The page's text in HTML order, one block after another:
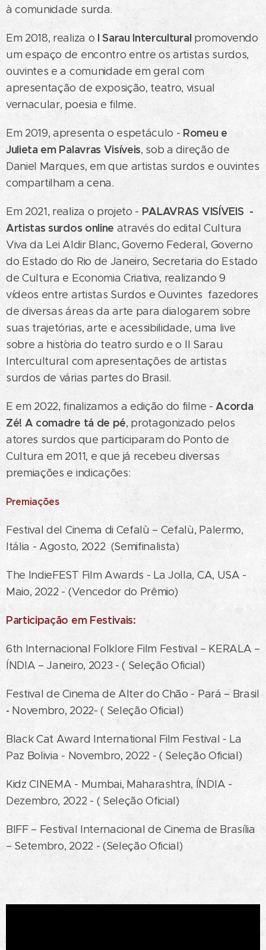
à comunidade surda.
Em 2018, realiza o I Sarau Interculturalpromovendo
um espaço de encontro entre os artistas surdos,
ouvintes e a comunidade em geral com
apresentação de exposição, teatro, visual
vernacular, poesia e filme.
Em 2019, apresenta o espetáculo - Romeu e
Julieta em Palavras Visíveis, sob a direção de
Daniel Marques, em que artistas surdos e ouvintes
compartilham a cena.
Em 2021, realiza o projeto - PALAVRAS VISÍVEIS -
Artistas surdos online através do edital Cultura
Viva da Lei Aldir Blanc, Governo Federal, Governo
do Estado do Rio de Janeiro, Secretaria do Estado
de Cultura e Economia Criativa, realizando 9
vídeos entre artistas Surdos e Ouvintes fazedores
de diversas áreas da arte para dialogarem sobre
suas trajetórias, arte e acessibilidade, uma live
sobre a hist´oria do teatro surdo e o II Sarau
Intercultural com apresentações de artistas
surdos de várias partes do Brasil.
E em 2022, finalizamos a edição do filme -Acorda
Zé! A comadre tá de pé, protagonizado pelos
atores surdos que participaram do Ponto de
Cultura em 2011, e que já recebeu diversas
premiações e indicações:
Premiações
Festival del Cinema di Cefalù – Cefalù, Palermo,
Itália - Agosto, 2022 (Semifinalista)
The IndieFEST Film Awards - La Jolla, CA, USA -
Maio, 2022 - (Vencedor do Prêmio)
Participação em Festivais:
6th Internacional Folklore Film Festival – KERALA –
ÍNDIA – Janeiro, 2023 - ( Seleção Oficial)
Festival de Cinema de Alter do Chão - Pará – Brasil
- Novembro, 2022- ( Seleção Oficial)
Black Cat Award International Film Festival - La
Paz Bolivia - Novembro, 2022 - ( Seleção Oficial)
Kidz CINEMA - Mumbai, Maharashtra, ÍNDIA -
Dezembro, 2022 - ( Seleção Oficial)
BIFF – Festival Internacional de Cinema de Brasília
– Setembro, 2022 - (Seleção Oficial)